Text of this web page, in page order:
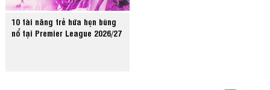
10 tài năng trẻ hứa hẹn bùng
nổ tại Premier League 2026/27